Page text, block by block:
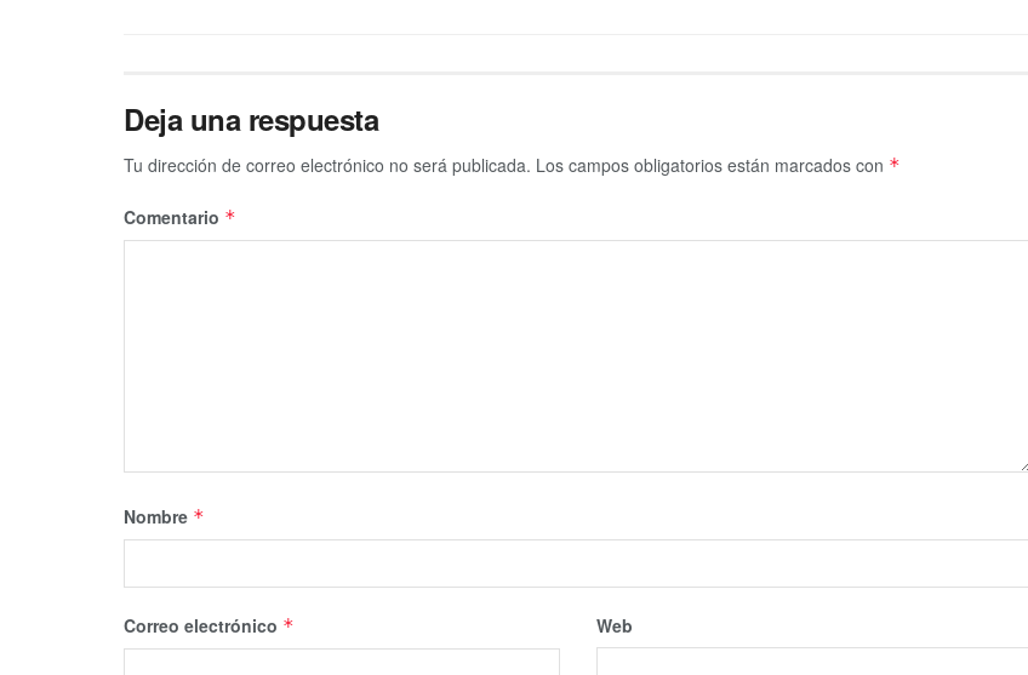
Deja una respuesta
Tu dirección de correo electrónico no será publicada. Los campos obligatorios están marcados con *
Comentario *
Nombre *
Correo electrónico * Web